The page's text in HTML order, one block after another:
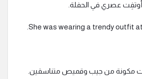
أوتفِت عصري في الحفلة.
مكونة من جيب وقميص متناسقين.